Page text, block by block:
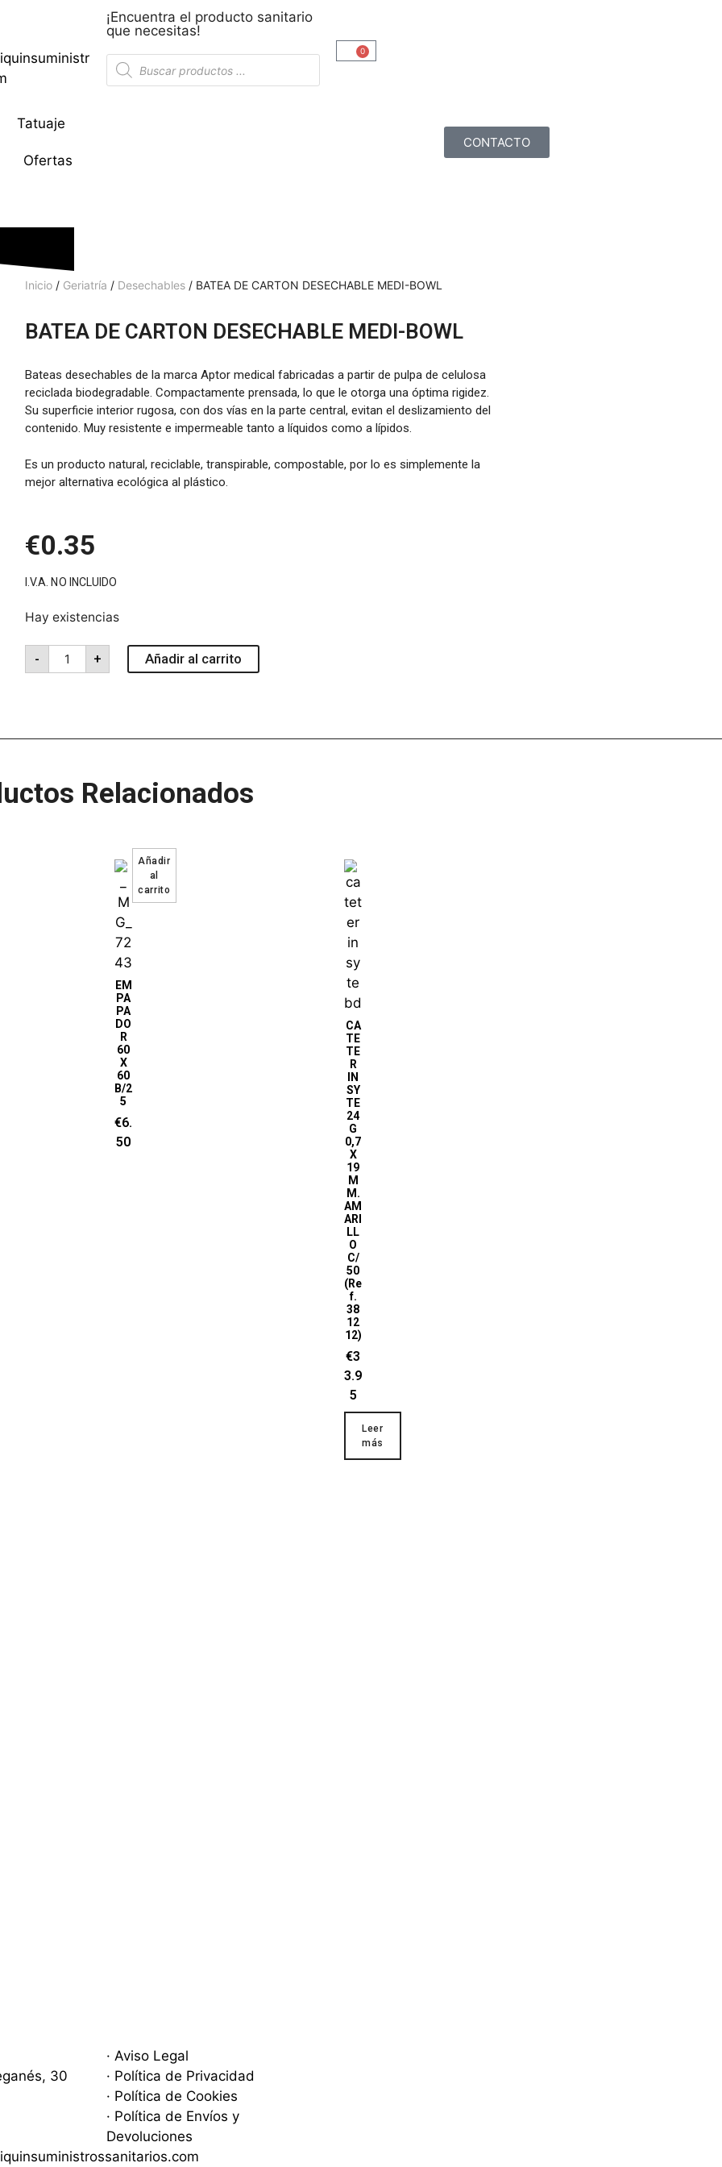
¡Encuentra el producto sanitario
que necesitas!
0
Tatuaje
Ofertas
CONTACTO
Inicio/ Geriatría / Desechables/ BATEA DE CARTON DESECHABLE MEDI-BOWL
BATEA DE CARTON DESECHABLE MEDI-BOWL
Bateas desechables de la marca Aptor medical fabricadas a partir de pulpa de celulosa
reciclada biodegradable. Compactamente prensada, lo que le otorga una óptima rigidez.
Su superficie interior rugosa, con dos vías en la parte central, evitan el deslizamiento del
contenido. Muy resistente e impermeable tanto a líquidos como a lípidos.
Es un producto natural, reciclable, transpirable, compostable, por lo es simplemente la
mejor alternativa ecológica al plástico.
€0.35
I.V.A. NO INCLUIDO
Hay existencias
- + Añadir al carrito
Relacionados
EM
PA
PA
DO
R
60
X
60
B/2
5
€6.
50
CA
TE
TE
R
IN
SY
TE
24
G
0,7
X
19
M
M.
AM
ARI
LL
O
C/
50
(Re
f.
38
12
12)
€3
3.9
5
Leer
más
30
· Aviso Legal
· Política de Privacidad
· Política de Cookies
· Política de Envíos y
Devoluciones